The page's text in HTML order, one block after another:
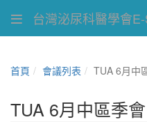
台灣泌尿科醫學會
首頁 會議列表 TUA 6月中
TUA 6月中區季會